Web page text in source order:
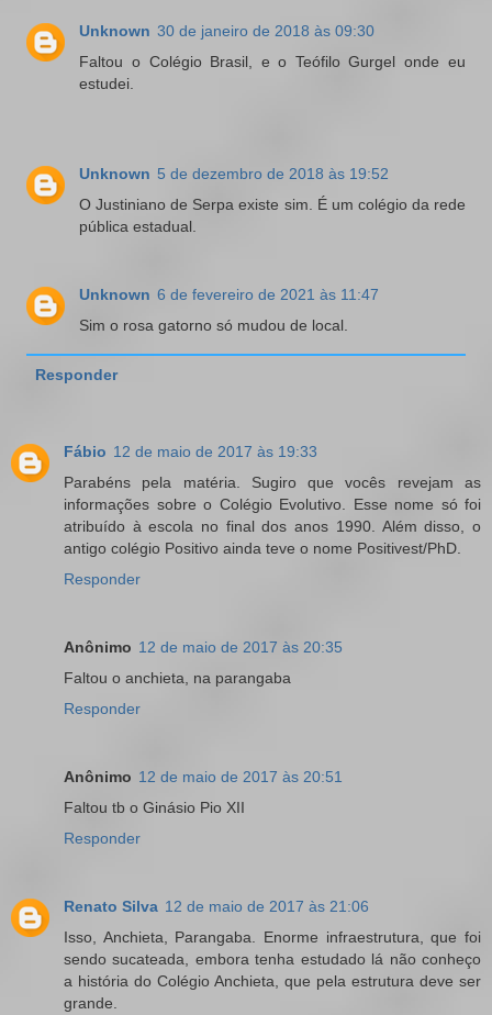
Unknown 30 de janeiro de 2018 às 09:30
Faltou o Colégio Brasil, e o Teófilo Gurgel onde eu
estudei.
Unknown 5 de dezembro de 2018 às 19:52
O Justiniano de Serpa existe sim. É um colégio da rede
pública estadual.
Unknown 6 de fevereiro de 2021 às 11:47
Sim o rosa gatorno só mudou de local.
Responder
Fábio 12 de maio de 2017 às 19:33
Parabéns pela matéria. Sugiro que vocês revejam as
informações sobre o Colégio Evolutivo. Esse nome só foi
atribuído à escola no final dos anos 1990. Além disso, o
antigo colégio Positivo ainda teve o nome Positivest/PhD.
Responder
Anônimo 12 de maio de 2017 às 20:35
Faltou o anchieta, na parangaba
Responder
Anônimo 12 de maio de 2017 às 20:51
Faltou tb o Ginásio Pio XII
Responder
Renato Silva 12 de maio de 2017 às 21:06
Isso, Anchieta, Parangaba. Enorme infraestrutura, que foi
sendo sucateada, embora tenha estudado lá não conheço
a história do Colégio Anchieta, que pela estrutura deve ser
grande.